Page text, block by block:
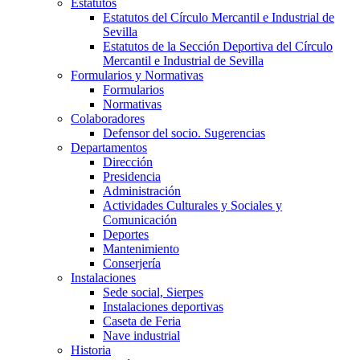
Estatutos del Círculo Mercantil e Industrial de
Sevilla
Estatutos de la Sección Deportiva del Círculo
Mercantil e Industrial de Sevilla
Formularios y Normativas
Formularios
Normativas
Colaboradores
Defensor del socio. Sugerencias
Departamentos
Dirección
Presidencia
Administración
Actividades Culturales y Sociales y
Comunicación
Deportes
Mantenimiento
Conserjería
Instalaciones
Sede social, Sierpes
Instalaciones deportivas
Caseta de Feria
Nave industrial
Historia